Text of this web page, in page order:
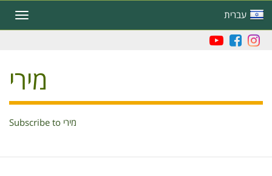
main
עברית
Toggle
navigation
מירי
Subscribe to מירי